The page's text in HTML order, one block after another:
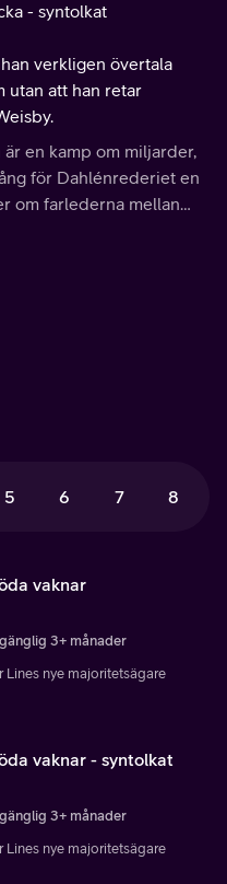
- syntolkat
verkligen övertala
utan att han retar
en kamp om miljarder,
för Dahlénrederiet en
om farlederna mellan
5 6 7 8
vaknar
3+ månader
Lines nye majoritetsägare
vaknar - syntolkat
3+ månader
Lines nye majoritetsägare